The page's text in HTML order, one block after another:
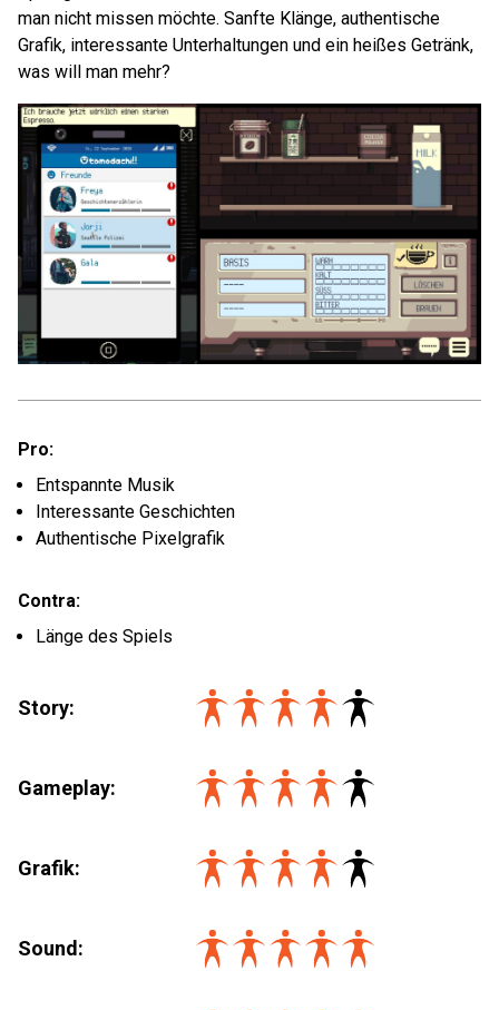
man nicht missen möchte. Sanfte Klänge, authentische
Grafik, interessante Unterhaltungen und ein heißes Getränk,
was will man mehr?
Pro:
Entspannte Musik
Interessante Geschichten
Authentische Pixelgrafik
Contra:
Länge des Spiels
Story:
Gameplay:
Grafik:
Sound: